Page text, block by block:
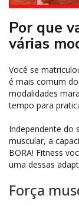
Por que
várias
Você se
é mais comum
modalidades
tempo para
Independente do
muscular, a
BORA! Fitness
uma dessas
Força